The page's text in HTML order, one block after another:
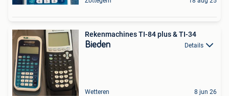
Rekenmachines TI-84 plus & TI-34
Bieden Details
Wetteren 8 jun 26